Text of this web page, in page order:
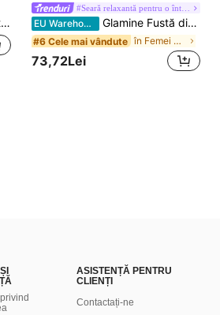
EU Warehouse Glamine Fustă din satin pentru femei, fustă versatilă cu tiv în formă de coadă de pește, ținută de zi cu zi, fustă maro
#6 Cele mai vândute în Femei Fuste cu paiete maro
73,72Lei
ASISTENȚĂ PENTRU
CLIENȚI
Contactați-ne